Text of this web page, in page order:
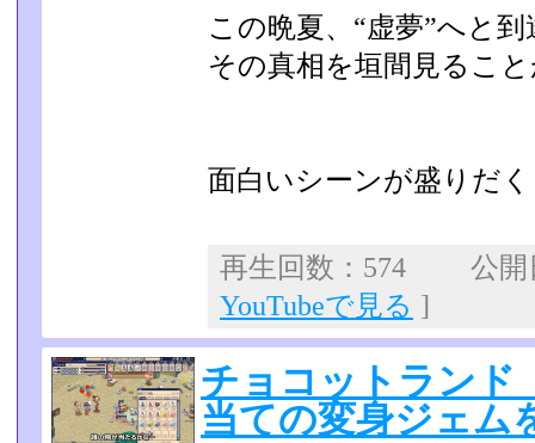
この晩夏、“虚夢”へと
その真相を垣間見るこ
面白いシーンが盛りだ
再生回数：574 公
YouTubeで見る ]
チョコットラン
当ての変身ジェム